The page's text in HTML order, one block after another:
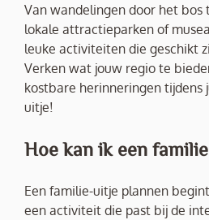
Van wandelingen door het bos
lokale attractieparken of
leuke activiteiten die geschikt
Verken wat jouw regio te
kostbare herinneringen tijdens
uitje!
Hoe kan ik een
Een familie-uitje plannen
een activiteit die past bij de